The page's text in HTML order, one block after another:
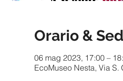
Orario &
06 mag 2023, 17:00 –
EcoMuseo Nesta, Via S.